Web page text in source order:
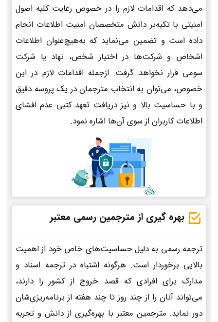
می‌دهد که اقدامات لازم را در خصوص رعایت کلیه اصول
امنیتی با تکیه‌بر دانش متخصصان امنیت اطلاعات انجام
داده است و تضمین می‌نماید که به‌هیچ‌عنوان اطلاعات
اشخاص و شرکت‌ها در اختیار شخص، نهاد یا شرکت
سومی قرار نخواهد گرفت. ازجمله اقدامات لازم در این
خصوص، می‌توان به انتخاب مترجمان در یک پروسه دقیق
و با حساسیت بالا و نیز دریافت تعهد کتبی عدم افشای
اطلاعات کاربران از سوی آن‌ها اشاره نمود.
بهره گیری از مترجمین رسمی معتبر
ترجمه رسمی به دلیل حساسیت‌های خاص خود از اهمیت
بالایی برخوردار است. هرگونه اشتباه در ترجمه اسناد و
مدارک برای افرادی که قصد خروج از کشور را دارند،
می‌تواند آنان را از چند روز تا چند هفته از برنامه‌ریزی‌شان
دور نماید. مترجمین معتبر با بهره‌گیری از دانش و تجربه